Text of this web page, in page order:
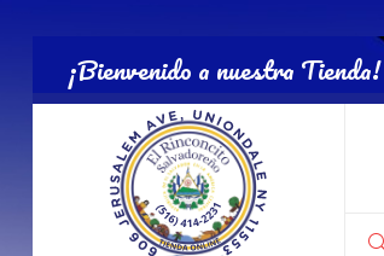
¡Bienvenido a nuestra Tienda!
Salvadoreña
Online